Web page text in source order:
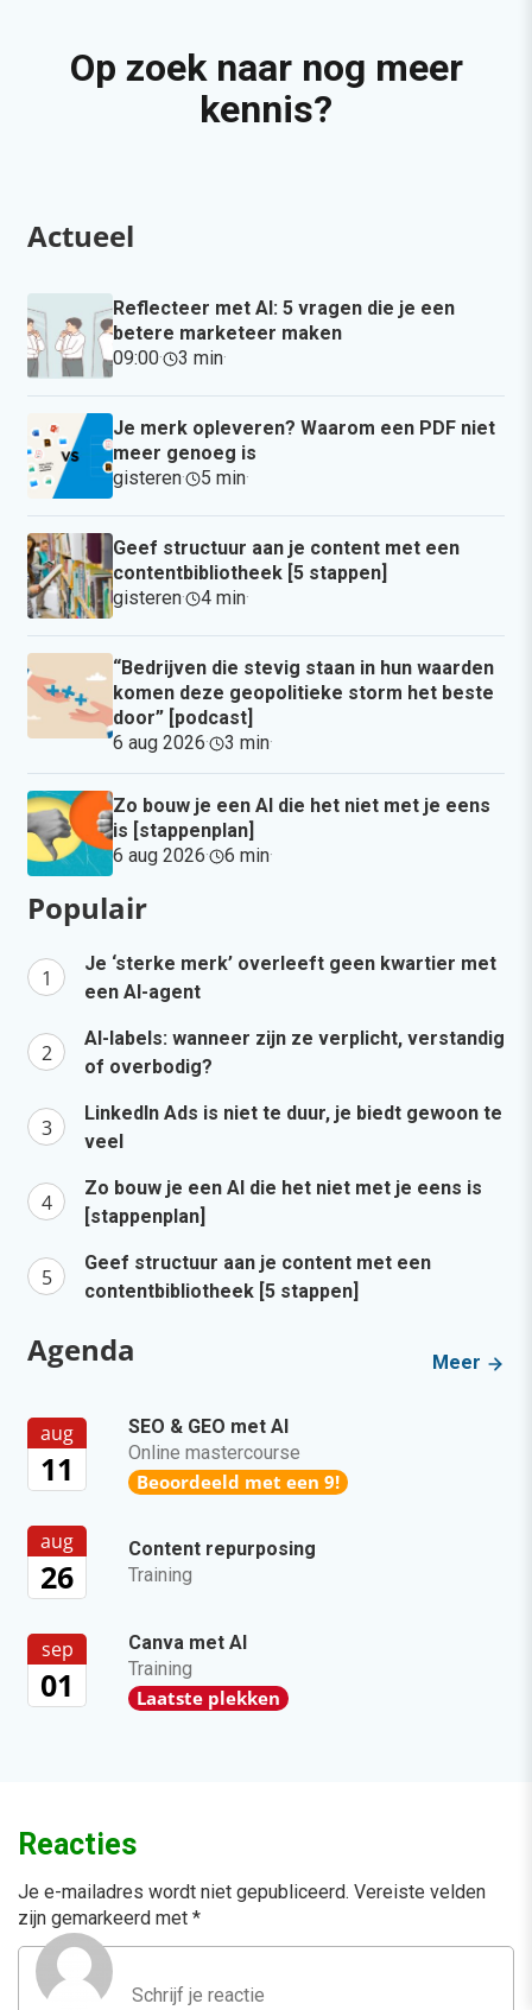
Op zoek naar nog meer
kennis?
Actueel
Reflecteer met AI: 5 vragen die je een
betere marketeer maken
09:00· 3 min·
Je merk opleveren? Waarom een PDF niet
meer genoeg is
gisteren· 5 min·
Geef structuur aan je content met een
contentbibliotheek [5 stappen]
gisteren· 4 min·
“Bedrijven die stevig staan in hun waarden
komen deze geopolitieke storm het beste
door” [podcast]
6 aug 2026· 3 min·
Zo bouw je een AI die het niet met je eens
is [stappenplan]
6 aug 2026· 6 min·
Populair
Je ‘sterke merk’ overleeft geen kwartier met
een AI-agent
AI-labels: wanneer zijn ze verplicht, verstandig
of overbodig?
LinkedIn Ads is niet te duur, je biedt gewoon te
veel
Zo bouw je een AI die het niet met je eens is
[stappenplan]
Geef structuur aan je content met een
contentbibliotheek [5 stappen]
Agenda Meer
aug
11
SEO & GEO met AI
Online mastercourse
Beoordeeld met een 9!
aug
26
Content repurposing
Training
sep
01
Canva met AI
Training
Laatste plekken
Reacties
Je e-mailadres wordt niet gepubliceerd. Vereiste velden
zijn gemarkeerd met *